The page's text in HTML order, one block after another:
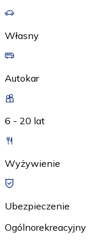
Własny
Autokar
6 - 20 lat
Wyżywienie
Ubezpieczenie
Ogólnorekreacyjny